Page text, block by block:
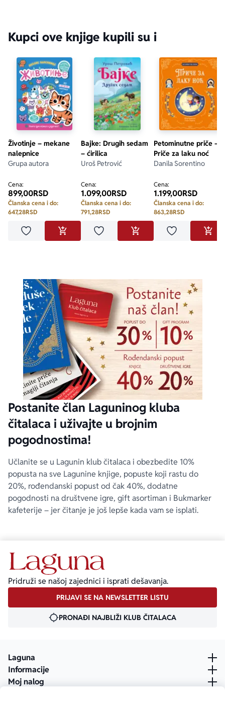
Kupci ove knjige kupili su i
Životinje – mekane
nalepnice
Grupa autora
Cena:
899,00RSD
Članska cena i do:
647,28RSD
Dodaj u omiljeneDODAJ U KORPU
Bajke: Drugih sedam
– ćirilica
Uroš Petrović
Cena:
1.099,00RSD
Članska cena i do:
791,28RSD
Dodaj u omiljeneDODAJ U KORPU
Petominutne priče –
Priče za laku noć
Danila Sorentino
Cena:
1.199,00RSD
Članska cena i do:
863,28RSD
Dodaj u
Postanite član Laguninog kluba
čitalaca i uživajte u brojnim
pogodnostima!
Učlanite se u Lagunin klub čitalaca i obezbedite 10%
popusta na sve Lagunine knjige, popuste koji rastu do
20%, rođendanski popust od čak 40%, dodatne
pogodnosti na društvene igre, gift asortiman i Bukmarker
kafeterije – jer čitanje je još lepše kada vam se isplati.
Pridruži se našoj zajednici i isprati dešavanja.
PRIJAVI SE NA NEWSLETTER LISTU
PRONAĐI NAJBLIŽI KLUB ČITALACA
Laguna
Informacije
Moj nalog